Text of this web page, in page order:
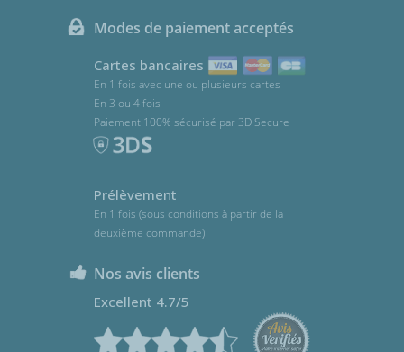
Modes de paiement acceptés
Cartes bancaires
En 1 fois avec une ou plusieurs cartes
En 3 ou 4 fois
Paiement 100% sécurisé par 3D Secure
Prélèvement
En 1 fois (sous conditions à partir de la
deuxième commande)
Nos avis clients
Excellent 4.7/5